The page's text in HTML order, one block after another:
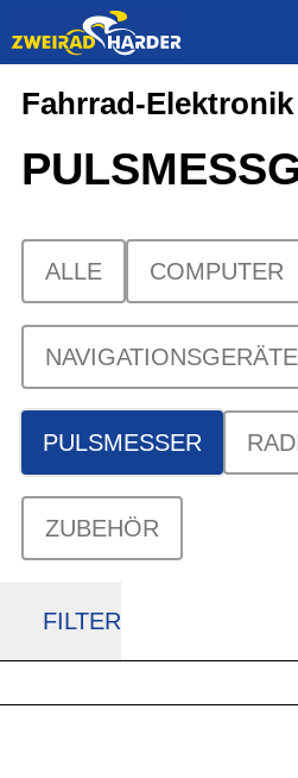
Fahrrad-Elektronik
ALLE COMPUTER
NAVIGATIONSGERÄTE
PULSMESSER
ZUBEHÖR
FILTER